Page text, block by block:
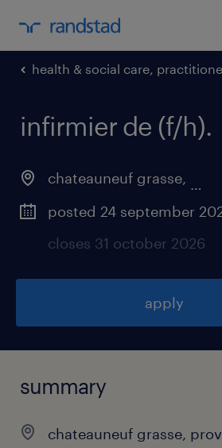
health & social care,
infirmier de (f/h).
chateauneuf grasse,
posted 24 september
closes 31 october 2026
apply
summary
chateauneuf grasse,